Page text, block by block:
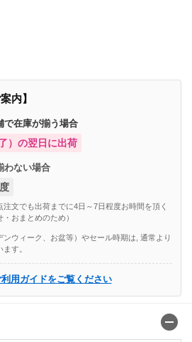
内】
で在庫が揃う場合
）の翌日に出荷
わない場合
文でも出荷までに4日～7日程度お時間を頂く
おまとめのため）
ウィーク、お盆等）やセール時期は, 通常より
す。
用ガイドをご覧ください